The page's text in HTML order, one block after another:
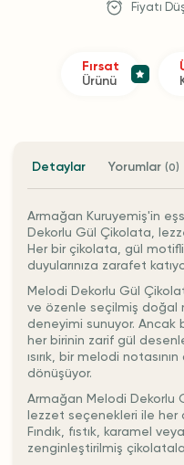
Fiyatı
Fırsat
Ürünü
Detaylar Yorumlar (0)
Armağan Kuruyemiş'in
Dekorlu Gül Çikolata,
Her bir çikolata, gül
duyularınıza zarafet
Melodi Dekorlu Gül
ve özenle seçilmiş doğal
deneyimi sunuyor. Ancak
her birinin zarif gül
ısırık, bir melodi
dönüşüyor.
Armağan Melodi Dekorlu
lezzet seçenekleri ile her
Fındık, fıstık, karamel
zenginleştirilmiş